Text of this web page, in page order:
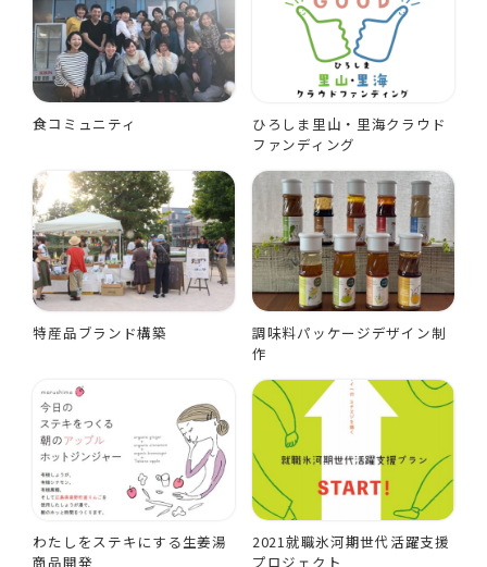
食コミュニティ
ひろしま里山・里海クラウド
ファンディング
特産品ブランド構築
調味料パッケージデザイン制
作
わたしをステキにする生姜湯
商品開発
2021就職氷河期世代活躍支援
プロジェクト